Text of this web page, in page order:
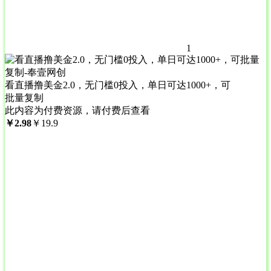
1
看直播撸美金2.0，无门槛0投入，单日可达1000+，可
批量复制
此内容为付费资源，请付费后查看
￥2.98 ￥ 19.9